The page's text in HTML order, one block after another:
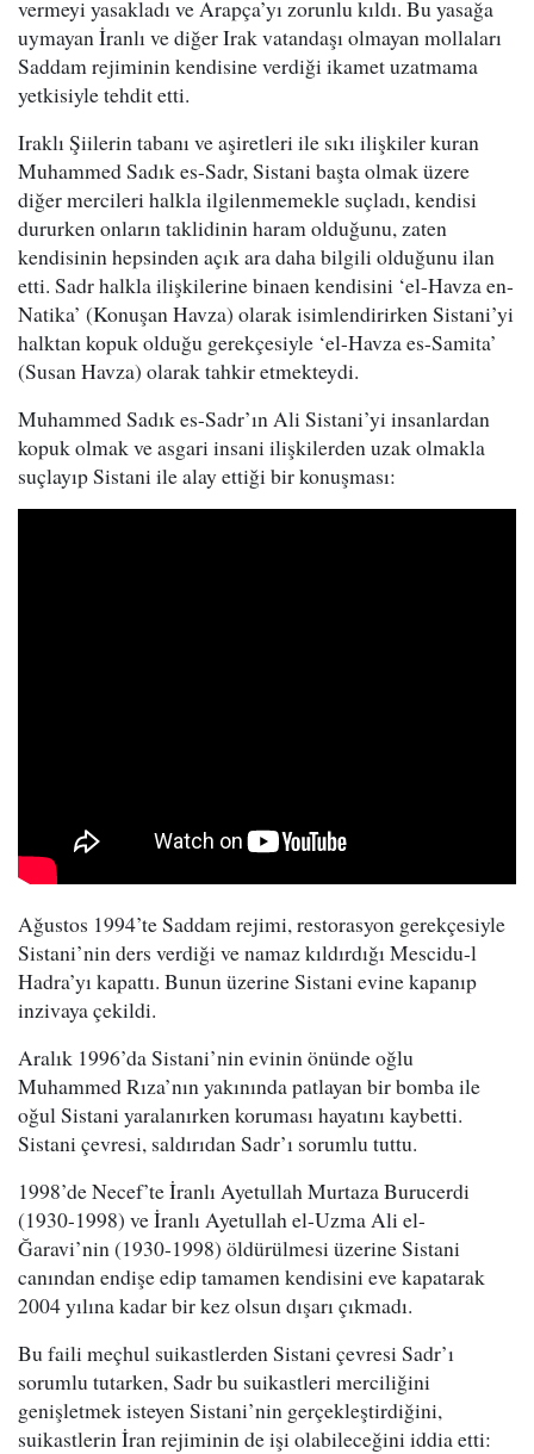
vermeyi yasakladı ve Arapça’yı zorunlu kıldı. Bu yasağa
uymayan İranlı ve diğer Irak vatandaşı olmayan mollaları
Saddam rejiminin kendisine verdiği ikamet uzatmama
yetkisiyle tehdit etti.
Iraklı Şiilerin tabanı ve aşiretleri ile sıkı ilişkiler kuran
Muhammed Sadık es-Sadr, Sistani başta olmak üzere
diğer mercileri halkla ilgilenmemekle suçladı, kendisi
dururken onların taklidinin haram olduğunu, zaten
kendisinin hepsinden açık ara daha bilgili olduğunu ilan
etti. Sadr halkla ilişkilerine binaen kendisini ‘el-Havza en-
Natika’ (Konuşan Havza) olarak isimlendirirken Sistani’yi
halktan kopuk olduğu gerekçesiyle ‘el-Havza es-Samita’
(Susan Havza) olarak tahkir etmekteydi.
Muhammed Sadık es-Sadr’ın Ali Sistani’yi insanlardan
kopuk olmak ve asgari insani ilişkilerden uzak olmakla
suçlayıp Sistani ile alay ettiği bir konuşması:
Ağustos 1994’te Saddam rejimi, restorasyon gerekçesiyle
Sistani’nin ders verdiği ve namaz kıldırdığı Mescidu-l
Hadra’yı kapattı. Bunun üzerine Sistani evine kapanıp
inzivaya çekildi.
Aralık 1996’da Sistani’nin evinin önünde oğlu
Muhammed Rıza’nın yakınında patlayan bir bomba ile
oğul Sistani yaralanırken koruması hayatını kaybetti.
Sistani çevresi, saldırıdan Sadr’ı sorumlu tuttu.
1998’de Necef’te İranlı Ayetullah Murtaza Burucerdi
(1930-1998) ve İranlı Ayetullah el-Uzma Ali el-
Ğaravi’nin (1930-1998) öldürülmesi üzerine Sistani
canından endişe edip tamamen kendisini eve kapatarak
2004 yılına kadar bir kez olsun dışarı çıkmadı.
Bu faili meçhul suikastlerden Sistani çevresi Sadr’ı
sorumlu tutarken, Sadr bu suikastleri merciliğini
genişletmek isteyen Sistani’nin gerçekleştirdiğini,
suikastlerin İran rejiminin de işi olabileceğini iddia etti: